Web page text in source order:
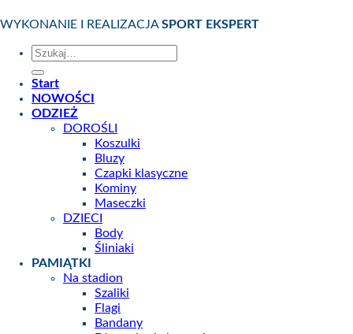
WYKONANIE I REALIZACJASPORT EKSPERT
Szukaj:
Start
NOWOŚCI
ODZIEŻ
DOROŚLI
Koszulki
Bluzy
Czapki klasyczne
Kominy
Maseczki
DZIECI
Body
Śliniaki
PAMIĄTKI
Na stadion
Szaliki
Flagi
Bandany